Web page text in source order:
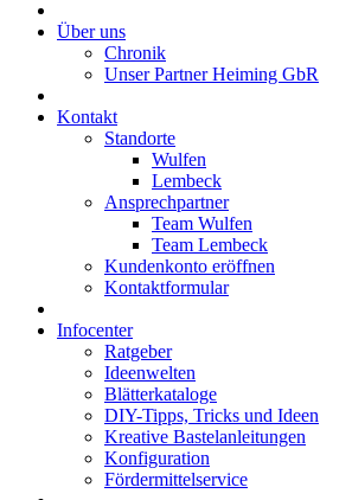
Über uns
Chronik
Unser Partner Heiming GbR
Kontakt
Standorte
Wulfen
Lembeck
Ansprechpartner
Team Wulfen
Team Lembeck
Kundenkonto eröffnen
Kontaktformular
Infocenter
Ratgeber
Ideenwelten
Blätterkataloge
DIY-Tipps, Tricks und Ideen
Kreative Bastelanleitungen
Konfiguration
Fördermittelservice